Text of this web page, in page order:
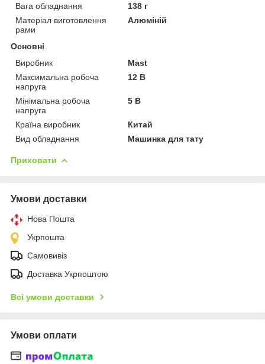
Вага обладнання
138 г
Матеріал виготовлення
рами
Алюміній
Основні
Виробник
Mast
Максимальна робоча
напруга
12 В
Мінімальна робоча
напруга
5 В
Країна виробник
Китай
Вид обладнання
Машинка для тату
Приховати
Умови доставки
Нова Пошта
Укрпошта
Самовивіз
Доставка Укрпоштою
Всі умови доставки
Умови оплати